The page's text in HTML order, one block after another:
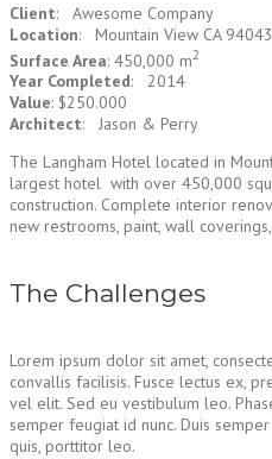
Client: Awesome Company
Location: Mountain View CA 94043
Surface Area: 450,000 m2
Year Completed: 2014
Value: $250.000
Architect: Jason & Perry
The Langham Hotel located in
largest hotel with over 450,000
construction. Complete interior
new restrooms, paint, wall
The Challenges
Lorem ipsum dolor sit amet,
convallis facilisis. Fusce lectus ex,
vel elit. Sed eu vestibulum leo.
semper feugiat id nunc. Duis
quis, porttitor leo.